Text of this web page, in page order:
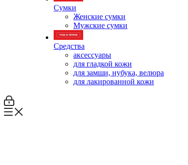
Сумки
Женские сумки
Мужские сумки
Средства
аксессуары
для гладкой кожи
для замши, нубука, велюра
для лакированной кожи